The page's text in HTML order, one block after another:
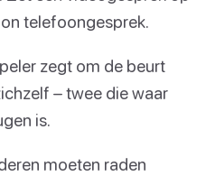
telefoongesprek.
zegt om de beurt
– twee die waar
is.
moeten raden